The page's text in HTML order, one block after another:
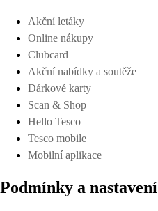
Akční letáky
Online nákupy
Clubcard
Akční nabídky a soutěže
Dárkové karty
Scan & Shop
Hello Tesco
Tesco mobile
Mobilní aplikace
Podmínky a nastavení